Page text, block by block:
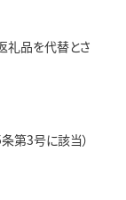
礼品を代替とさ
第3号に該当）